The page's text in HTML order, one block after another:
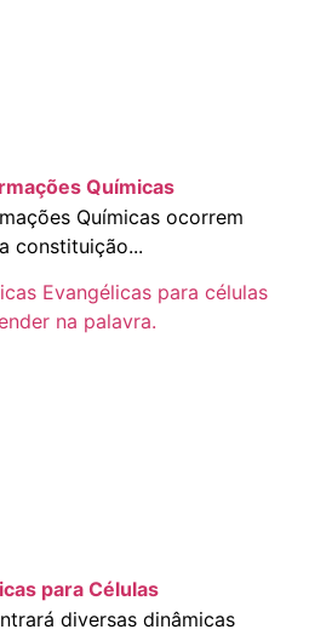
Químicas
Químicas ocorrem
constituição...
para Células
diversas dinâmicas